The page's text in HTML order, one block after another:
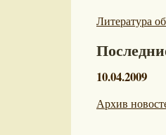
Литература
10.04.2009
Архив